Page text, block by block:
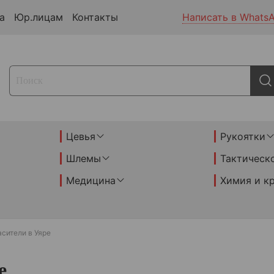
Юр.лицам Контакты Написать в
Цевья
Рукоятки
Шлемы
Медицина
Химия и
в Уяре